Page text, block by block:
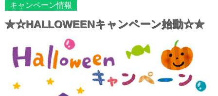
キャンペーン情報
★☆HALLOWEENキャンペーン始動☆★